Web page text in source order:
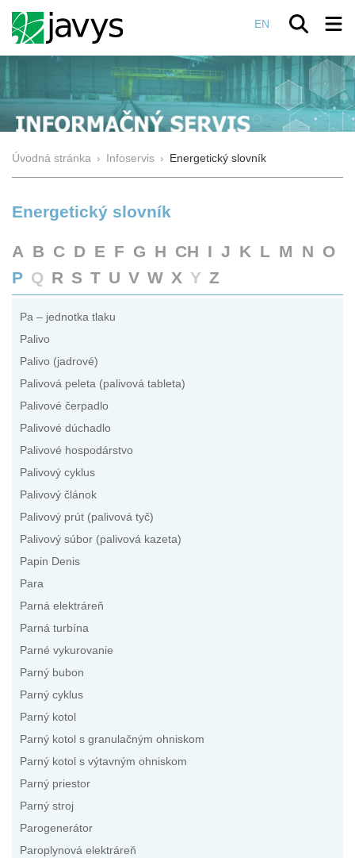
EN
Úvodná stránka › Infoservis › Energetický slovník
Energetický slovník
A B C D E F G H CH I J K L M N O
P Q R S T U V W X Y Z
Pa – jednotka tlaku
Palivo
Palivo (jadrové)
Palivová peleta (palivová tableta)
Palivové čerpadlo
Palivové dúchadlo
Palivové hospodárstvo
Palivový cyklus
Palivový článok
Palivový prút (palivová tyč)
Palivový súbor (palivová kazeta)
Papin Denis
Para
Parná elektráreň
Parná turbína
Parné vykurovanie
Parný bubon
Parný cyklus
Parný kotol
Parný kotol s granulačným ohniskom
Parný kotol s výtavným ohniskom
Parný priestor
Parný stroj
Parogenerátor
Paroplynová elektráreň